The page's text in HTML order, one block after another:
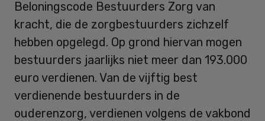
Beloningscode Bestuurders Zorg van
kracht, die de zorgbestuurders zichzelf
hebben opgelegd. Op grond hiervan mogen
bestuurders jaarlijks niet meer dan 193.000
euro verdienen. Van de vijftig best
verdienende bestuurders in de
ouderenzorg, verdienen volgens de vakbond